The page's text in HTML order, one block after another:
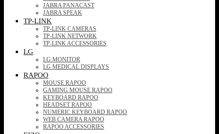
JABRA PANACAST
JABRA SPEAK
TP-LINK
TP-LINK CAMERAS
TP-LINK NETWORK
TP-LINK ACCESSORIES
LG
LG MONITOR
LG MEDICAL DISPLAYS
RAPOO
MOUSE RAPOO
GAMING MOUSE RAPOO
KEYBOARD RAPOO
HEADSET RAPOO
NUMERIC KEYBOARD RAPOO
WEB CAMERA RAPOO
RAPOO ACCESSORIES